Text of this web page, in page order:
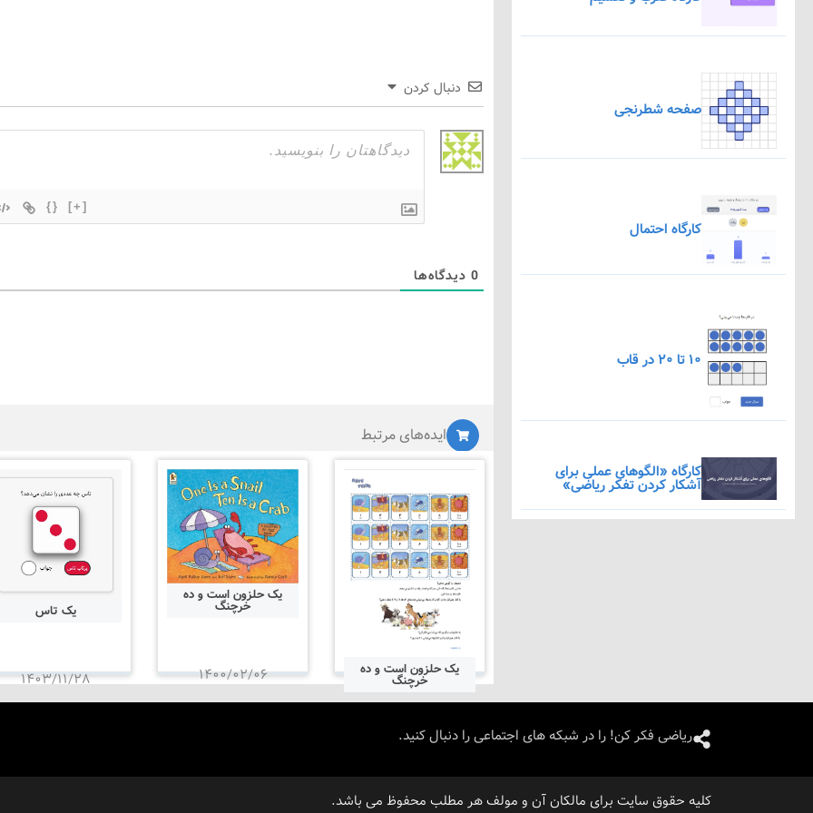
صفحه شطرنجی
کارگاه احتمال
۱۰ تا ۲۰ در قاب
کارگاه «الگوهای عملی برای
آشکار کردن تفکر ریاضی»
دنبال کردن
{} [+]
0دیدگاه‌ها
ایده‌های مرتبط
یک حلزون است و ده
خرچنگ
۱۴۰۵/۰۳/۰۵
یک حلزون است و ده
خرچنگ
۱۴۰۰/۰۲/۰۶
یک تاس
۱۴۰۳/۱۱/۲۸
ریاضی فکر کن! را در شبکه های اجتماعی را دنبال کنید.
کلیه حقوق سایت برای مالکان آن و مولف هر مطلب محفوظ می باشد.